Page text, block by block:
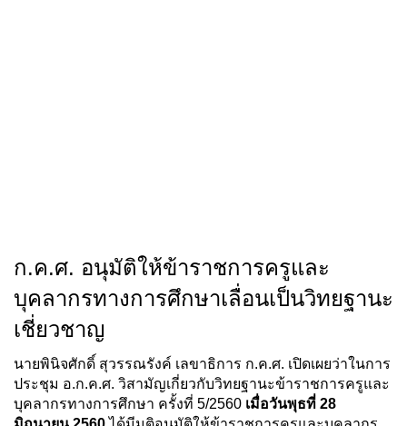
ก.ค.ศ. อนุมัติให้ข้าราชการครูและ
บุคลากรทางการศึกษาเลื่อนเป็นวิทยฐานะ
เชี่ยวชาญ
นายพินิจศักดิ์ สุวรรณรังค์ เลขาธิการ ก.ค.ศ. เปิดเผยว่าในการ
ประชุม อ.ก.ค.ศ. วิสามัญเกี่ยวกับวิทยฐานะข้าราชการครูและ
บุคลากรทางการศึกษา ครั้งที่ 5/2560 เมื่อวันพุธที่ 28